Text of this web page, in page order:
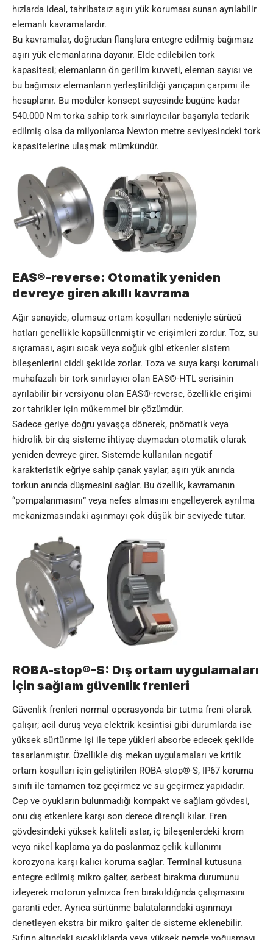
hızlarda ideal, tahribatsız aşırı yük koruması sunan ayrılabilir
elemanlı kavramalardır.
Bu kavramalar, doğrudan flanşlara entegre edilmiş bağımsız
aşırı yük elemanlarına dayanır. Elde edilebilen tork
kapasitesi; elemanların ön gerilim kuvveti, eleman sayısı ve
bu bağımsız elemanların yerleştirildiği yarıçapın çarpımı ile
hesaplanır. Bu modüler konsept sayesinde bugüne kadar
540.000 Nm torka sahip tork sınırlayıcılar başarıyla tedarik
edilmiş olsa da milyonlarca Newton metre seviyesindeki tork
kapasitelerine ulaşmak mümkündür.
EAS®-reverse: Otomatik yeniden
devreye giren akıllı kavrama
Ağır sanayide, olumsuz ortam koşulları nedeniyle sürücü
hatları genellikle kapsüllenmiştir ve erişimleri zordur. Toz, su
sıçraması, aşırı sıcak veya soğuk gibi etkenler sistem
bileşenlerini ciddi şekilde zorlar. Toza ve suya karşı korumalı
muhafazalı bir tork sınırlayıcı olan EAS®-HTL serisinin
ayrılabilir bir versiyonu olan EAS®-reverse, özellikle erişimi
zor tahrikler için mükemmel bir çözümdür.
Sadece geriye doğru yavaşça dönerek, pnömatik veya
hidrolik bir dış sisteme ihtiyaç duymadan otomatik olarak
yeniden devreye girer. Sistemde kullanılan negatif
karakteristik eğriye sahip çanak yaylar, aşırı yük anında
torkun anında düşmesini sağlar. Bu özellik, kavramanın
“pompalanmasını” veya nefes almasını engelleyerek ayrılma
mekanizmasındaki aşınmayı çok düşük bir seviyede tutar.
ROBA-stop®-S: Dış ortam uygulamaları
için sağlam güvenlik frenleri
Güvenlik frenleri normal operasyonda bir tutma freni olarak
çalışır; acil duruş veya elektrik kesintisi gibi durumlarda ise
yüksek sürtünme işi ile tepe yükleri absorbe edecek şekilde
tasarlanmıştır. Özellikle dış mekan uygulamaları ve kritik
ortam koşulları için geliştirilen ROBA-stop®-S, IP67 koruma
sınıfı ile tamamen toz geçirmez ve su geçirmez yapıdadır.
Cep ve oyukların bulunmadığı kompakt ve sağlam gövdesi,
onu dış etkenlere karşı son derece dirençli kılar. Fren
gövdesindeki yüksek kaliteli astar, iç bileşenlerdeki krom
veya nikel kaplama ya da paslanmaz çelik kullanımı
korozyona karşı kalıcı koruma sağlar. Terminal kutusuna
entegre edilmiş mikro şalter, serbest bırakma durumunu
izleyerek motorun yalnızca fren bırakıldığında çalışmasını
garanti eder. Ayrıca sürtünme balatalarındaki aşınmayı
denetleyen ekstra bir mikro şalter de sisteme eklenebilir.